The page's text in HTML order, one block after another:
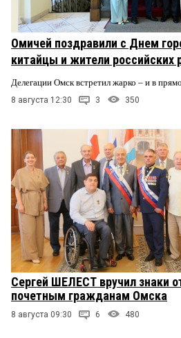
Омичей поздравили с Днем
китайцы и жители российских
Делегации Омск встретил жарко – и в
8 августа 12:30 3 350
Сергей ШЕЛЕСТ вручил знаки
почетным гражданам Омска
8 августа 09:30 6 480